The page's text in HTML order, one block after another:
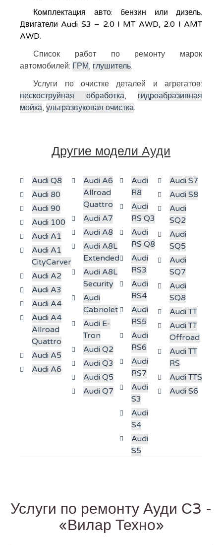
Комплектация авто: бензин или дизель.
Двигатели Audi S3 – 2.0 I MT AWD, 2.0 I AMT
AWD.
Список работ по ремонту марок
автомобилей: ГРМ, глушитель.
Услуги по очистке деталей и агрегатов:
пескоструйная обработка, гидроабразивная
мойка, ультразвуковая очистка.
Другие модели Ауди
Audi Q8
Audi 80
Audi 90
Audi 100
Audi A1
Audi A1
CityCarver
Audi A2
Audi A3
Audi A4
Audi A4
Allroad
Quattro
Audi A5
Audi A6
Audi A6
Allroad
Quattro
Audi A7
Audi A8
Audi A8L
Extended
Audi A8L
Security
Audi
Cabriolet
Audi E-
Tron
Audi Q2
Audi Q3
Audi Q5
Audi Q7
Audi
R8
Audi
RS Q3
Audi
RS Q8
Audi
RS3
Audi
RS4
Audi
RS5
Audi
RS6
Audi
RS7
Audi
S3
Audi
S4
Audi
S5
Audi S7
Audi S8
Audi
SQ2
Audi
SQ5
Audi
SQ7
Audi
SQ8
Audi TT
Audi TT
Offroad
Audi TT
RS
Audi TTS
Audi S6
Услуги по ремонту Ауди С3 -
«Вилар Техно»